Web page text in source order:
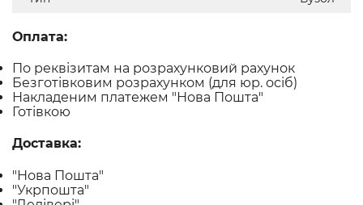
Оплата:
По реквізитам на розрахунковий рахунок
Безготівковим розрахунком (для юр. осіб)
Накладеним платежем "Нова Пошта"
Готівкою
Доставка:
"Нова Пошта"
"Укрпошта"